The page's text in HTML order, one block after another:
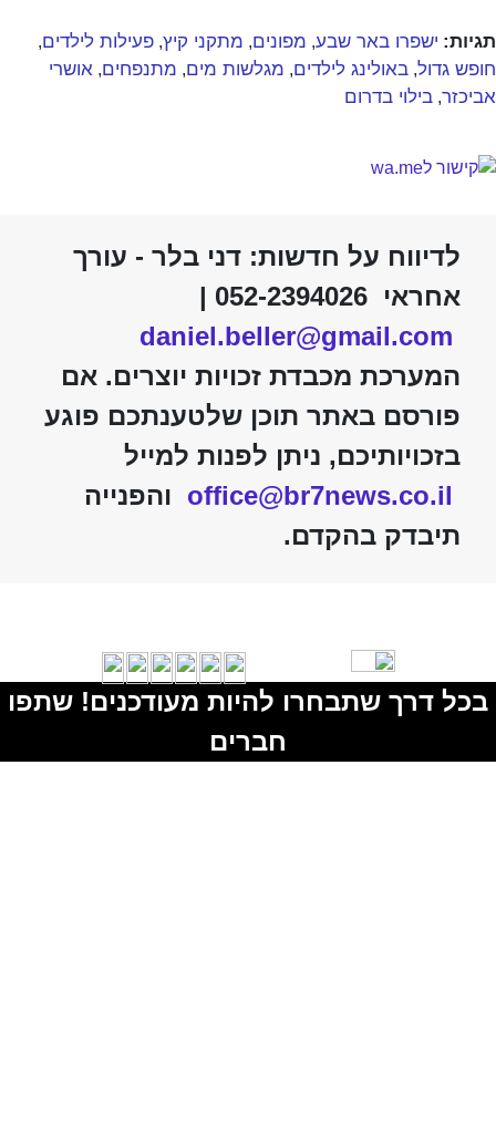
תגיות: ישפרו באר שבע, מפונים, מתקני קיץ, פעילות לילדים,
חופש גדול, באולינג לילדים, מגלשות מים, מתנפחים, אושרי
אביכזר, בילוי בדרום
לדיווח על חדשות: דני בלר - עורך
אחראי 052-2394026 |
daniel.beller@gmail.com
המערכת מכבדת זכויות יוצרים. אם
פורסם באתר תוכן שלטענתכם פוגע
בזכויותיכם, ניתן לפנות למייל
office@br7news.co.il והפנייה
תיבדק בהקדם.
בכל דרך שתבחרו להיות מעודכנים! שתפו
חברים